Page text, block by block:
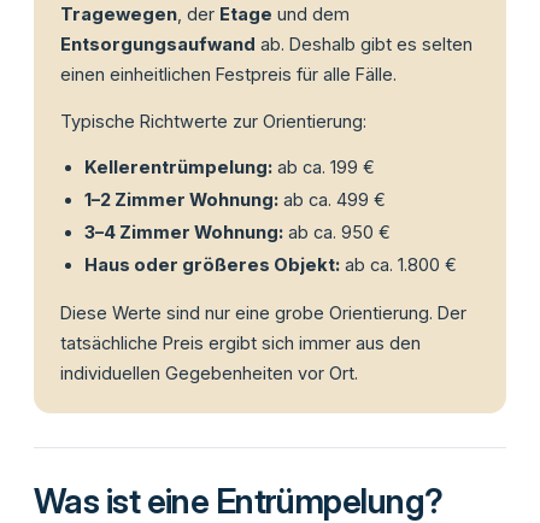
Tragewegen, der Etage und dem
Entsorgungsaufwand ab. Deshalb gibt es selten
einen einheitlichen Festpreis für alle Fälle.
Typische Richtwerte zur Orientierung:
Kellerentrümpelung: ab ca. 199 €
1–2 Zimmer Wohnung: ab ca. 499 €
3–4 Zimmer Wohnung: ab ca. 950 €
Haus oder größeres Objekt: ab ca. 1.800 €
Diese Werte sind nur eine grobe Orientierung. Der
tatsächliche Preis ergibt sich immer aus den
individuellen Gegebenheiten vor Ort.
Was ist eine Entrümpelung?